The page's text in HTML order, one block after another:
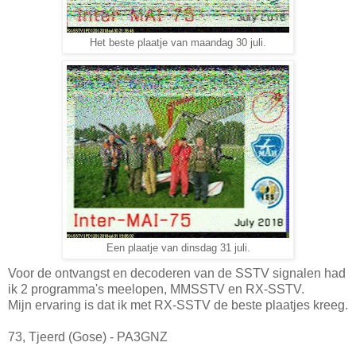
Het beste plaatje van maandag 30 juli.
Een plaatje van dinsdag 31 juli.
Voor de ontvangst en decoderen van de SSTV signalen had
ik 2 programma's meelopen, MMSSTV en RX-SSTV.
Mijn ervaring is dat ik met RX-SSTV de beste plaatjes kreeg.
73, Tjeerd (Gose) - PA3GNZ